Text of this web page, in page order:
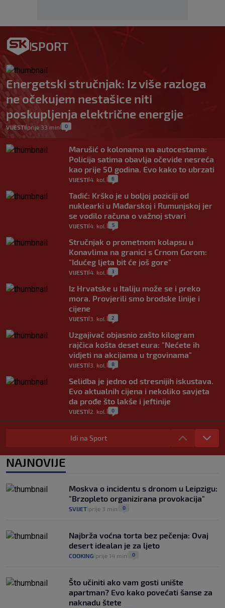
SPORT
Energetski stručnjak: Iz više razloga
ne očekujem nestašice niti
poskupljenja električne energije
VIJESTI prije 33 min 0
Marušić o kolonama na autocestama:
Policija satima obavlja očevide nesreća
kao prije 50 godina. Evo kako to ubrzati
VIJESTI 4. kol. 6
Tadić: Krško je u boljoj poziciji od
nuklearki u Mađarskoj i Rumunjskoj jer
se vodilo računa o važnoj stvari
VIJESTI 4. kol. 5
Stručnjak o prometnom kolapsu u
Konavlima na granici s Crnom Gorom:
"Idućeg ljeta bit će još gore"
VIJESTI 4. kol. 3
Iz Hrvatske u Italiju može se i preko
mora. Provjerili smo brodske linije i
cijene
VIJESTI 3. kol. 2
Uzgajivač objasnio zašto kilogram
rajčica košta deset eura: "Nećete ih
vidjeti na akcijama u trgovinama"
VIJESTI 3. kol. 8
Selidba je jedno od stresnijih iskustava.
Evo aktualnih cijena i nekoliko savjeta
da prođe što lakše i jeftinije
VIJESTI 2. kol. 0
Izračunali smo koliko košta putovanje
automobilom na Hvar iz Zagreba, a
14
zdravstvenu iskaznicu". Kakva su prava
pacijenata izvan mjesta prebivališta?
|1. kol. 1
Idi na Sport
NAJNOVIJE
Moskva o incidentu s dronom u Leipzigu:
"Brzopleto organizirana provokacija"
SVIJET prije 3 min 0
Najbrža voćna torta bez pečenja: Ovaj
desert idealan je za ljeto
COOKING prije 14 min 0
Što učiniti ako vam gosti unište
apartman? Evo kako povećati šanse za
naknadu štete